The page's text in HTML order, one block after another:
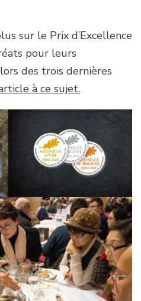
sur le Prix d’Excellence
pour leurs
des trois dernières
à ce sujet.